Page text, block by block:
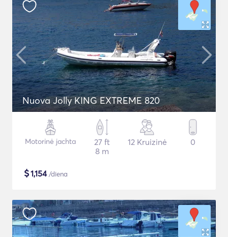
Nuova Jolly KING EXTREME 820
Motorinė jachta
27 ft
8 m
12 Kruizinė 0
$1,154/diena